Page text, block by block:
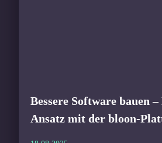
Bessere Software bauen
Ansatz mit der bloon-